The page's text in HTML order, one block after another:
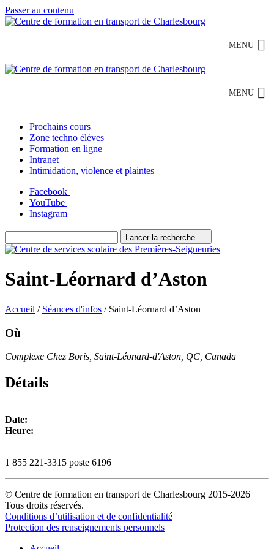
Passer au contenu
MENU
MENU
Prochains cours
Zone techno élèves
Formation en ligne
Intranet
Intimidation, violence et plaintes
Facebook
YouTube
Instagram
Lancer la recherche
Saint-Léornard d’Aston
Accueil / Séances d'infos / Saint-Léornard d’Aston
Où
Complexe Chez Boris, Saint-Léonard-d'Aston, QC, Canada
Détails
Date:
Heure:
1 855 221-3315 poste 6196
© Centre de formation en transport de Charlesbourg 2015-2026
Tous droits réservés.
Conditions d’utilisation et de confidentialité
Protection des renseignements personnels